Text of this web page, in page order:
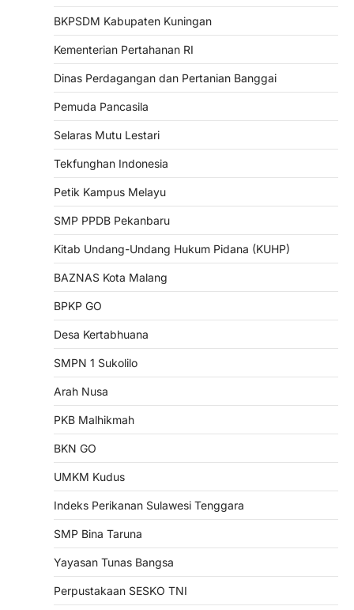
BKPSDM Kabupaten Kuningan
Kementerian Pertahanan RI
Dinas Perdagangan dan Pertanian Banggai
Pemuda Pancasila
Selaras Mutu Lestari
Tekfunghan Indonesia
Petik Kampus Melayu
SMP PPDB Pekanbaru
Kitab Undang-Undang Hukum Pidana (KUHP)
BAZNAS Kota Malang
BPKP GO
Desa Kertabhuana
SMPN 1 Sukolilo
Arah Nusa
PKB Malhikmah
BKN GO
UMKM Kudus
Indeks Perikanan Sulawesi Tenggara
SMP Bina Taruna
Yayasan Tunas Bangsa
Perpustakaan SESKO TNI